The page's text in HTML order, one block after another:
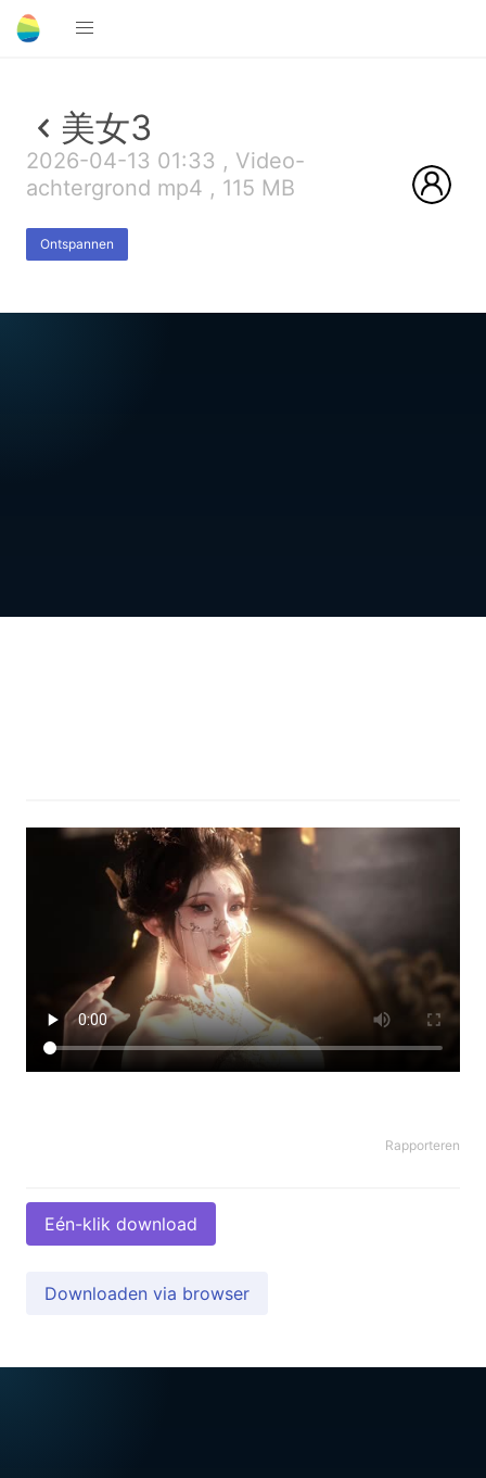
美女3
2026-04-13 01:33 , Video-
achtergrond mp4 , 115 MB
Ontspannen
Rapporteren
Eén-klik download
Downloaden via browser